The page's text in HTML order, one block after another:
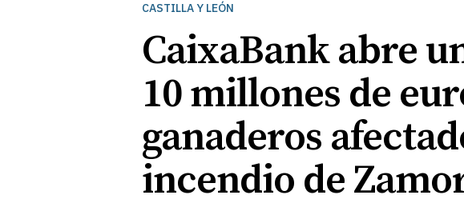
CASTILLA Y LEÓN
CaixaBank abre
10 millones de
ganaderos
incendio de